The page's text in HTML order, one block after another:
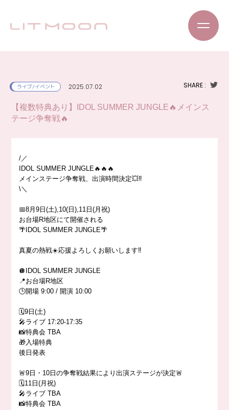
ライブ/イベント 2025.07.02 SHARE :
【複数特典あり】IDOL SUMMER JUNGLE🔥メインス
テージ争奪戦🔥
/／
IDOL SUMMER JUNGLE🔥🔥🔥
メインステージ争奪戦、出演時間決定💥‼️
\＼
📅8月9日(土),10(日),11日(月祝)
お台場R地区にて開催される
🌴IDOL SUMMER JUNGLE🌴
真夏の熱戦☀️応援よろしくお願いします‼️
🪩IDOL SUMMER JUNGLE
📍お台場R地区
🕒開場 9:00 / 開演 10:00
🗓️9日(土)
🎤ライブ 17:20-17:35
📸特典会 TBA
🎁入場特典
後日発表
🚨9日・10日の争奪戦結果により出演ステージが決定🚨
🗓️11日(月祝)
🎤ライブ TBA
📸特典会 TBA